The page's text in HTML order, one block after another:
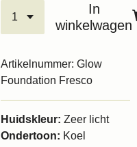
In
winkelwagen
Artikelnummer: Glow
Foundation Fresco
Huidskleur: Zeer licht
Ondertoon: Koel